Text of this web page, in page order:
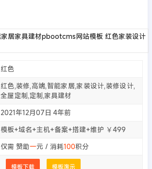
红色
红色,装修,高端,智能家居,家装设计,装修设计,
全屋定制,定制,家具建材
2021年12月07日 4年前
模板+域名+主机+备案+搭建+维护 ￥499
仅需 赞助一元 / 消耗100积分
模板下载 模板演示